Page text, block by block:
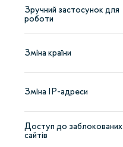
Зручний застосунок для
роботи
Зміна країни
Зміна IP-адреси
Доступ до заблокованих
сайтів